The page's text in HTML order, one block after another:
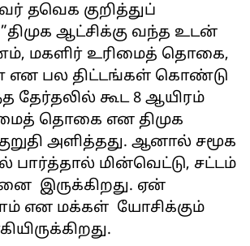
தவெக குறித்துப்
ஆட்சிக்கு வந்த உடன்
மகளிர் உரிமைத் தொகை,
என பல திட்டங்கள் கொண்டு
கூட 8 ஆயிரம்
தொகை என திமுக
அளித்தது. ஆனால் சமூக
மின்வெட்டு, சட்டம்
இருக்கிறது. ஏன்
என மக்கள் யோசிக்கும்